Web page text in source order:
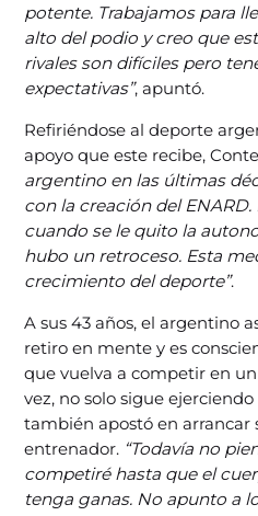
potente. Trabajamos para
alto del podio y creo que
rivales son difíciles pero
expectativas”, apuntó.
Refiriéndose al deporte
apoyo que este recibe,
argentino en las últimas
con la creación del
cuando se le quito la
hubo un retroceso. Esta
crecimiento del deporte”.
A sus 43 años, el argentino
retiro en mente y es
que vuelva a competir en
vez, no solo sigue
también apostó en arrancar
entrenador. “Todavía no
competiré hasta que el
tenga ganas. No apunto a